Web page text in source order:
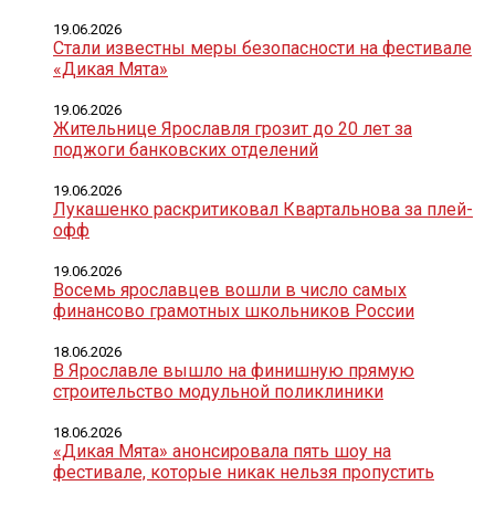
Стали известны меры безопасности на фестивале
«Дикая Мята»
19.06.2026
Жительнице Ярославля грозит до 20 лет за
поджоги банковских отделений
19.06.2026
Лукашенко раскритиковал Квартальнова за плей-
офф
19.06.2026
Восемь ярославцев вошли в число самых
финансово грамотных школьников России
19.06.2026
В Ярославле вышло на финишную прямую
строительство модульной поликлиники
18.06.2026
«Дикая Мята» анонсировала пять шоу на
фестивале, которые никак нельзя пропустить
18.06.2026